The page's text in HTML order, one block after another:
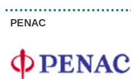
PENAC